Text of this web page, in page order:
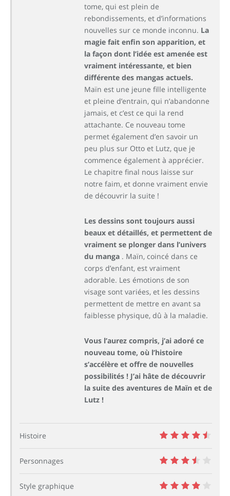
tome, qui est plein de
rebondissements, et d’informations
nouvelles sur ce monde inconnu. La
magie fait enfin son apparition, et
la façon dont l’idée est amenée est
vraiment intéressante, et bien
différente des mangas actuels.
Maïn est une jeune fille intelligente
et pleine d’entrain, qui n’abandonne
jamais, et c’est ce qui la rend
attachante. Ce nouveau tome
permet également d’en savoir un
peu plus sur Otto et Lutz, que je
commence également à apprécier.
Le chapitre final nous laisse sur
notre faim, et donne vraiment envie
de découvrir la suite !
Les dessins sont toujours aussi
beaux et détaillés, et permettent de
vraiment se plonger dans l’univers
du manga . Maïn, coincé dans ce
corps d’enfant, est vraiment
adorable. Les émotions de son
visage sont variées, et les dessins
permettent de mettre en avant sa
faiblesse physique, dû à la maladie.
Vous l’aurez compris, j’ai adoré ce
nouveau tome, où l’histoire
s’accélère et offre de nouvelles
possibilités ! J’ai hâte de découvrir
la suite des aventures de Maïn et de
Lutz !
Histoire
9
Personnages
7
Style graphique